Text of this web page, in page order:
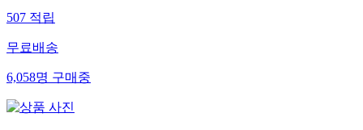
507적립
무료배송
6,058명구매중